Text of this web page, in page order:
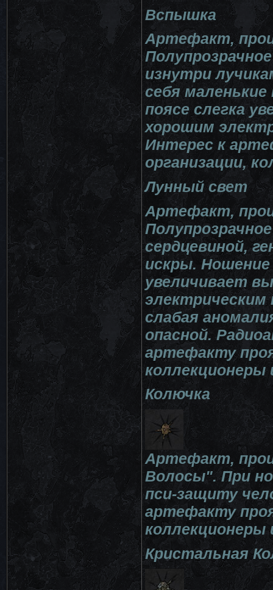
Вспышка
Артефакт,
изнутри
себя
поясе слегка
хорошим
Интерес к
организации,
Лунный свет
Артефакт,
сердцевиной,
искры.
увеличивает
электрическим
слабая
опасной.
артефакту
Колючка
Артефакт,
Волосы". При
пси-защиту
артефакту
Кристальная